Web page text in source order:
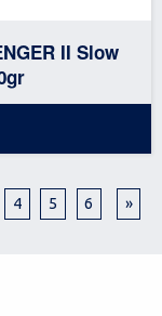
II Slow
4 5 6 »